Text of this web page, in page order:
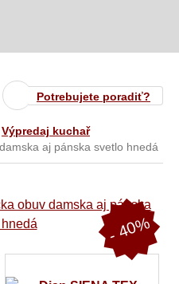
Potrebujete poradiť?
Výpredaj kuchař
aj pánska svetlo hnedá
- 40%